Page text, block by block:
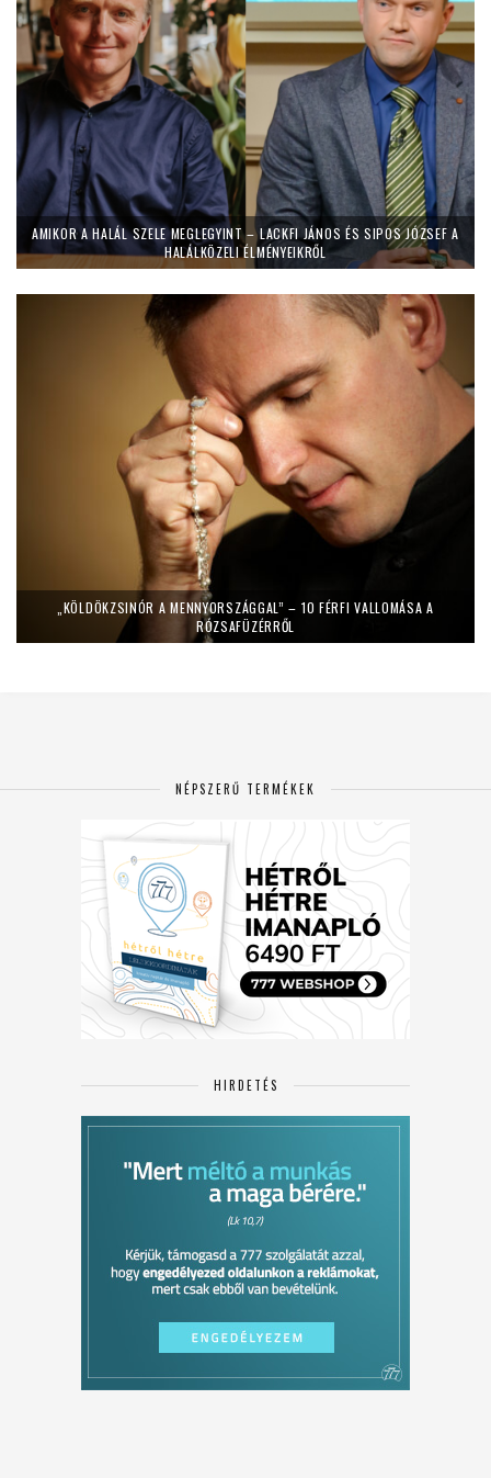
AMIKOR A HALÁL SZELE MEGLEGYINT – LACKFI JÁNOS ÉS SIPOS JÓZSEF A
HALÁLKÖZELI ÉLMÉNYEIKRŐL
„KÖLDÖKZSINÓR A MENNYORSZÁGGAL” – 10 FÉRFI VALLOMÁSA A
RÓZSAFÜZÉRRŐL
NÉPSZERŰ TERMÉKEK
HIRDETÉS